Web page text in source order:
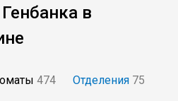
в
474 Отделения 75